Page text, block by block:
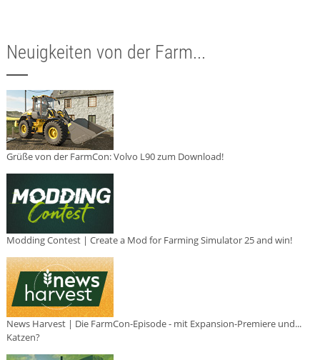
Neuigkeiten von der Farm...
Grüße von der FarmCon: Volvo L90 zum Download!
Modding Contest | Create a Mod for Farming Simulator 25 and win!
News Harvest | Die FarmCon-Episode - mit Expansion-Premiere und...
Katzen?